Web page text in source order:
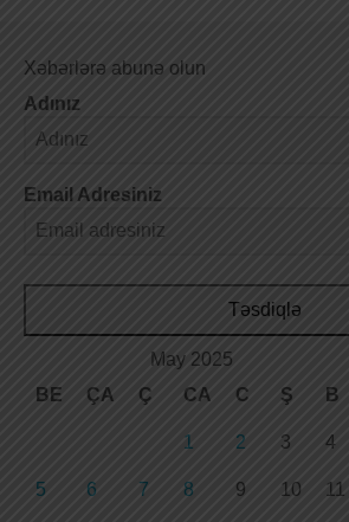
Xəbərlərə abunə olun
Adınız
Email Adresiniz
Təsdiqlə
May 2025
BE
ÇA Ç CA C Ş B
1 2 3 4
5 6 7 8 9 10 11